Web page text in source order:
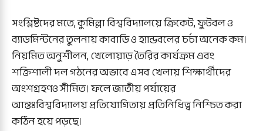
সংশ্লিষ্টদের মতে, কুমিল্লা বিশ্ববিদ্যালয়ে ক্রিকেট, ফুটবল ও
ব্যাডমিন্টনের তুলনায় কাবাডি ও হ্যান্ডবলের চর্চা অনেক কম।
নিয়মিত অনুশীলন, খেলোয়াড় তৈরির কার্যক্রম এবং
শক্তিশালী দল গঠনের অভাবে এসব খেলায় শিক্ষার্থীদের
অংশগ্রহণও সীমিত। ফলে জাতীয় পর্যায়ের
আন্তঃবিশ্ববিদ্যালয় প্রতিযোগিতায় প্রতিনিধিত্ব নিশ্চিত করা
কঠিন হয়ে পড়ছে।